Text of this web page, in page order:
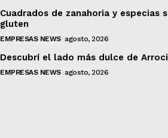
Cuadrados de zanahoria y especias
gluten
EMPRESAS NEWS agosto, 2026
Descubrí el lado más dulce de
EMPRESAS NEWS agosto, 2026